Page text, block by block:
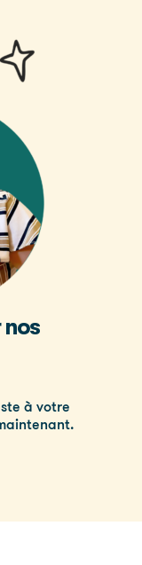
nos
à votre